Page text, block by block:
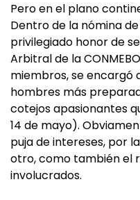
Pero en el plano
Dentro de la nómina
privilegiado honor de
Arbitral de la
miembros, se encargó
hombres más
cotejos apasionantes
14 de mayo).
puja de intereses, por
otro, como también el
involucrados.